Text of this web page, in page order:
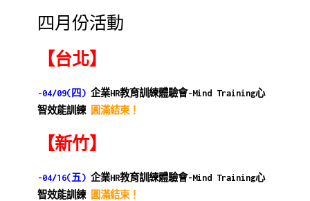
四月份活動
【台北】
-04/09(四) 企業HR教育訓練體驗會-Mind Training心
智效能訓練 圓滿結束！
【新竹】
-04/16(五) 企業HR教育訓練體驗會-Mind Training心
智效能訓練
圓滿結束！